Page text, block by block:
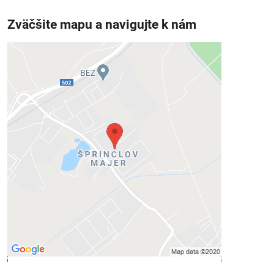
Zväčšite mapu a navigujte k nám
Externý obsah je blokovaný
Prajete si načítať externý obsah?
Povoliť tentokrát
Povoliť a zapamätať - súhlas s druhom
cookie: Funkčné
Otvoriť obsah v novom okne